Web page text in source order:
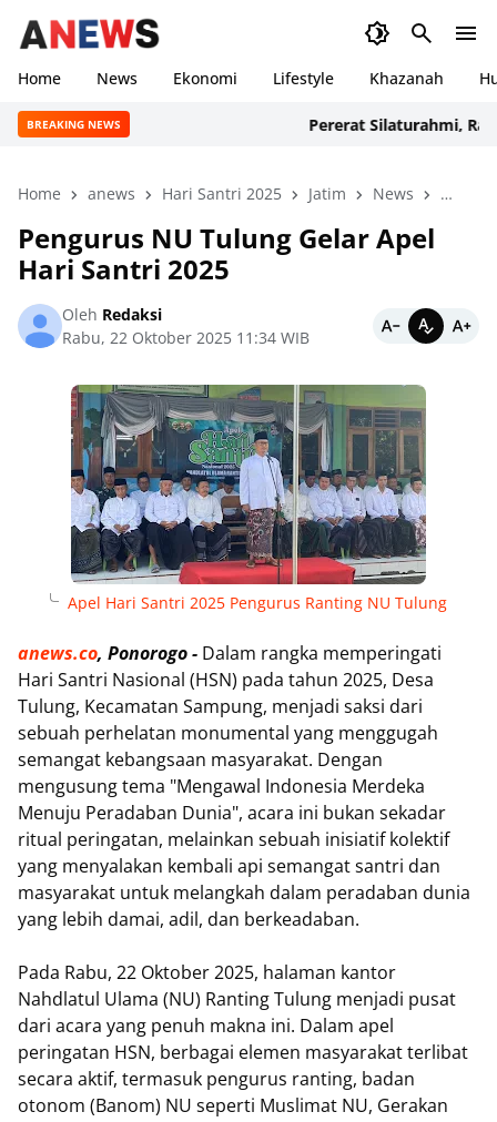
Home News Ekonomi Lifestyle Khazanah
BREAKING NEWS Pererat Silaturahmi,
Home anews Hari Santri 2025 Jatim News
Pengurus NU Tulung Gelar Apel
Hari Santri 2025
Oleh Redaksi
Rabu, 22 Oktober 2025 11:34 WIB
Apel Hari Santri 2025 Pengurus Ranting NU Tulung
anews.co, Ponorogo - Dalam rangka memperingati
Hari Santri Nasional (HSN) pada tahun 2025, Desa
Tulung, Kecamatan Sampung, menjadi saksi dari
sebuah perhelatan monumental yang menggugah
semangat kebangsaan masyarakat. Dengan
mengusung tema "Mengawal Indonesia Merdeka
Menuju Peradaban Dunia", acara ini bukan sekadar
ritual peringatan, melainkan sebuah inisiatif kolektif
yang menyalakan kembali api semangat santri dan
masyarakat untuk melangkah dalam peradaban dunia
yang lebih damai, adil, dan berkeadaban.
Pada Rabu, 22 Oktober 2025, halaman kantor
Nahdlatul Ulama (NU) Ranting Tulung menjadi pusat
dari acara yang penuh makna ini. Dalam apel
peringatan HSN, berbagai elemen masyarakat terlibat
secara aktif, termasuk pengurus ranting, badan
otonom (Banom) NU seperti Muslimat NU, Gerakan